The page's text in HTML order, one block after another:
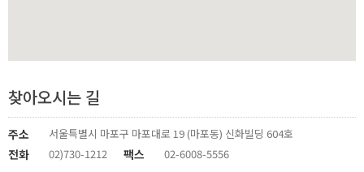
찾아오시는 길
주소 서울특별시 마포구 마포대로 19 (마포동) 신화빌딩 604호
전화 02)730-1212 팩스 02-6008-5556